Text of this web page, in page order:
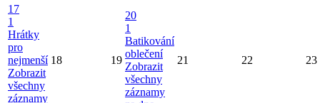
17
1
Hrátky
pro
nejmenší
Zobrazit
všechny
záznamy
18 19
20
1
Batikování
oblečení
Zobrazit
všechny
záznamy
21 22 23